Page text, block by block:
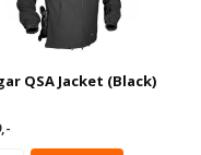
QSA Jacket (Black)